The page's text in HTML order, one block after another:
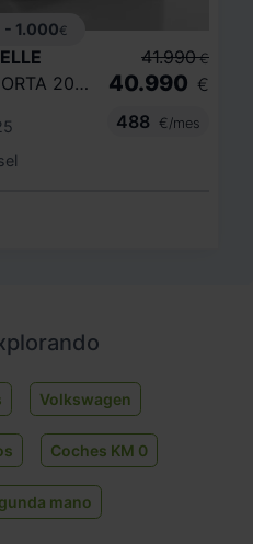
- 1.000€
CARAVELLE BATALLACORTA 20 TDI 150CV AUT
41.990 €
40.990 €
488
€/mes
Volkswagen
Coches KM 0
mano